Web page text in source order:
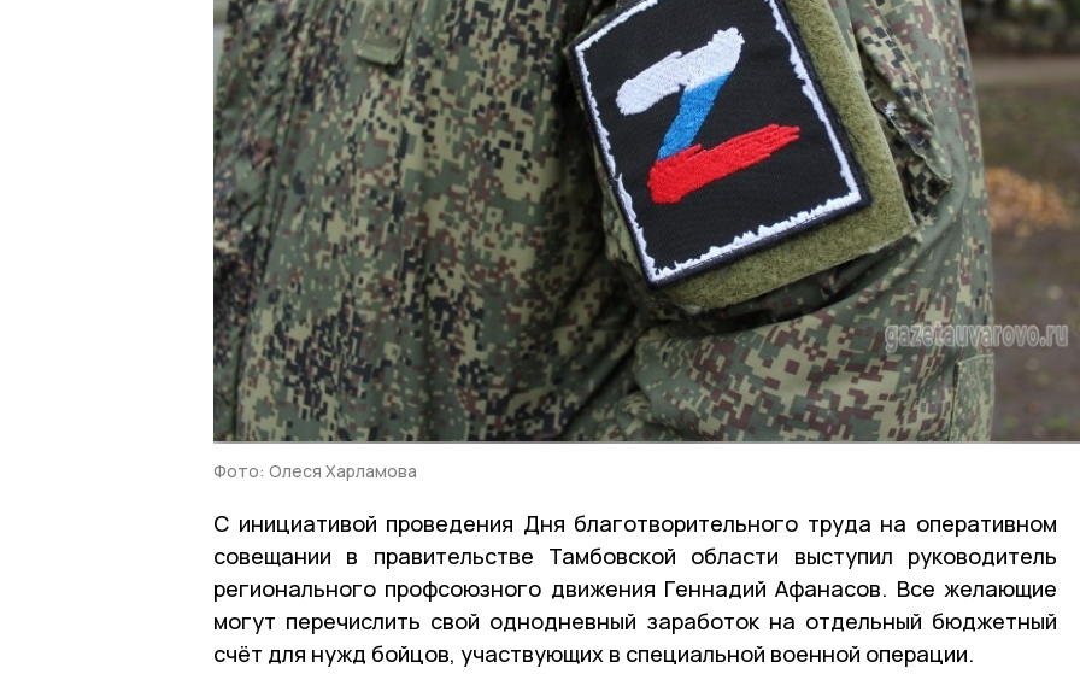
Фото: Олеся Харламова
С инициативой проведения Дня благотворительного труда на оперативном
совещании в правительстве Тамбовской области выступил руководитель
регионального профсоюзного движения Геннадий Афанасов. Все желающие
могут перечислить свой однодневный заработок на отдельный бюджетный
счёт для нужд бойцов, участвующих в специальной военной операции.